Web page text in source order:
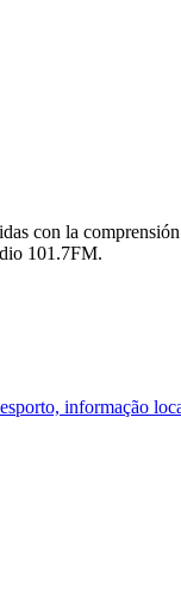
con la
101.7FM.
informação